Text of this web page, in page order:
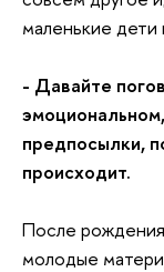
маленькие дети
- Давайте
предпосылки,
происходит.
После
молодые